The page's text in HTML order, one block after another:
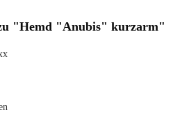
"Hemd "Anubis" kurzarm"